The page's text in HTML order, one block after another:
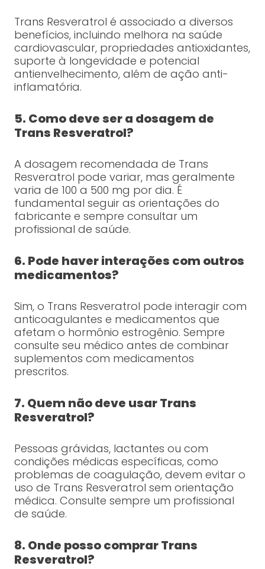
Trans Resveratrol é associado a diversos
benefícios, incluindo melhora na saúde
cardiovascular, propriedades antioxidantes,
suporte à longevidade e potencial
antienvelhecimento, além de ação anti-
inflamatória.
5. Como deve ser a dosagem de
Trans Resveratrol?
A dosagem recomendada de Trans
Resveratrol pode variar, mas geralmente
varia de 100 a 500 mg por dia. É
fundamental seguir as orientações do
fabricante e sempre consultar um
profissional de saúde.
6. Pode haver interações com outros
medicamentos?
Sim, o Trans Resveratrol pode interagir com
anticoagulantes e medicamentos que
afetam o hormônio estrogênio. Sempre
consulte seu médico antes de combinar
suplementos com medicamentos
prescritos.
7. Quem não deve usar Trans
Resveratrol?
Pessoas grávidas, lactantes ou com
condições médicas específicas, como
problemas de coagulação, devem evitar o
uso de Trans Resveratrol sem orientação
médica. Consulte sempre um profissional
de saúde.
8. Onde posso comprar Trans
Resveratrol?